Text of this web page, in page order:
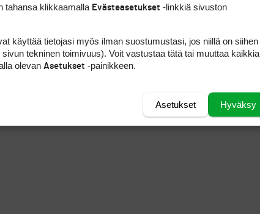
tahansa klikkaamalla Evästeasetukset -linkkiä sivuston
käyttää tietojasi myös ilman suostumustasi, jos niillä on siihen
tekninen toimivuus). Voit vastustaa tätä tai muuttaa kaikkia
olevan Asetukset -painikkeen.
Hyväksy
Asetukset